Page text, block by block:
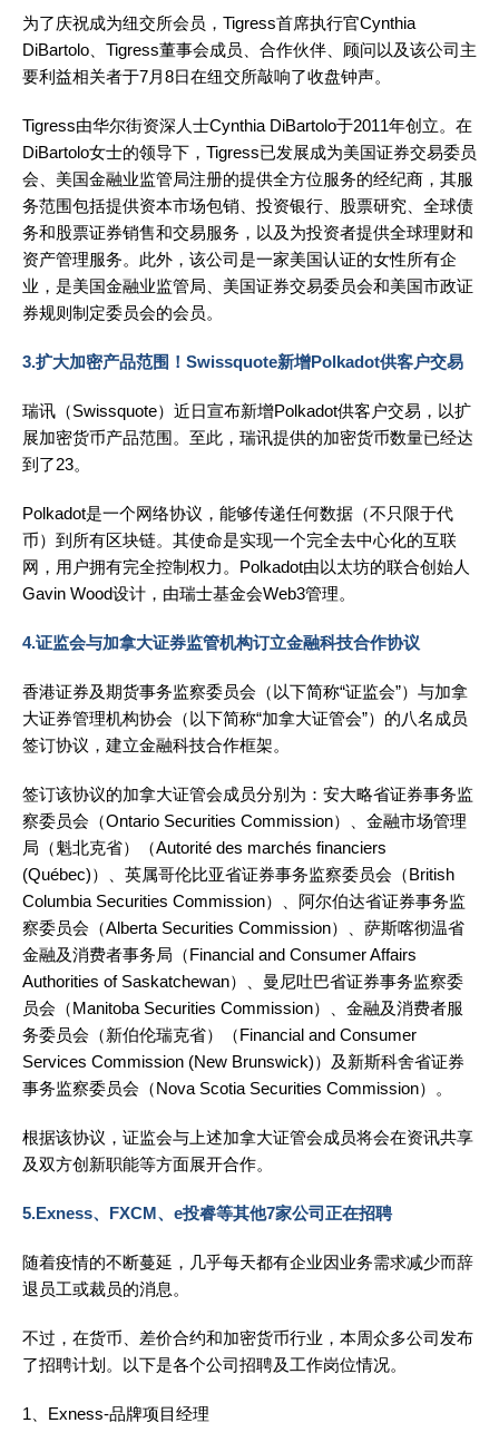
为了庆祝成为纽交所会员，Tigress首席执行官Cynthia
DiBartolo、Tigress董事会成员、合作伙伴、顾问以及该公司主
要利益相关者于7月8日在纽交所敲响了收盘钟声。
Tigress由华尔街资深人士Cynthia DiBartolo于2011年创立。在
DiBartolo女士的领导下，Tigress已发展成为美国证券交易委员
会、美国金融业监管局注册的提供全方位服务的经纪商，其服
务范围包括提供资本市场包销、投资银行、股票研究、全球债
务和股票证券销售和交易服务，以及为投资者提供全球理财和
资产管理服务。此外，该公司是一家美国认证的女性所有企
业，是美国金融业监管局、美国证券交易委员会和美国市政证
券规则制定委员会的会员。
3.扩大加密产品范围！Swissquote新增Polkadot供客户交易
瑞讯（Swissquote）近日宣布新增Polkadot供客户交易，以扩
展加密货币产品范围。至此，瑞讯提供的加密货币数量已经达
到了23。
Polkadot是一个网络协议，能够传递任何数据（不只限于代
币）到所有区块链。其使命是实现一个完全去中心化的互联
网，用户拥有完全控制权力。Polkadot由以太坊的联合创始人
Gavin Wood设计，由瑞士基金会Web3管理。
4.证监会与加拿大证券监管机构订立金融科技合作协议
香港证券及期货事务监察委员会（以下简称“证监会”）与加拿
大证券管理机构协会（以下简称“加拿大证管会”）的八名成员
签订协议，建立金融科技合作框架。
签订该协议的加拿大证管会成员分别为：安大略省证券事务监
察委员会（Ontario Securities Commission）、金融市场管理
局（魁北克省）（Autorité des marchés financiers
(Québec)）、英属哥伦比亚省证券事务监察委员会（British
Columbia Securities Commission）、阿尔伯达省证券事务监
察委员会（Alberta Securities Commission）、萨斯喀彻温省
金融及消费者事务局（Financial and Consumer Affairs
Authorities of Saskatchewan）、曼尼吐巴省证券事务监察委
员会（Manitoba Securities Commission）、金融及消费者服
务委员会（新伯伦瑞克省）（Financial and Consumer
Services Commission (New Brunswick)）及新斯科舍省证券
事务监察委员会（Nova Scotia Securities Commission）。
根据该协议，证监会与上述加拿大证管会成员将会在资讯共享
及双方创新职能等方面展开合作。
5.Exness、FXCM、e投睿等其他7家公司正在招聘
随着疫情的不断蔓延，几乎每天都有企业因业务需求减少而辞
退员工或裁员的消息。
不过，在货币、差价合约和加密货币行业，本周众多公司发布
了招聘计划。以下是各个公司招聘及工作岗位情况。
1、Exness-品牌项目经理